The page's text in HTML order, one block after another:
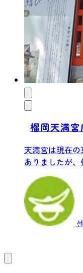
榴岡天満宮
天満宮は現在
ありましたが